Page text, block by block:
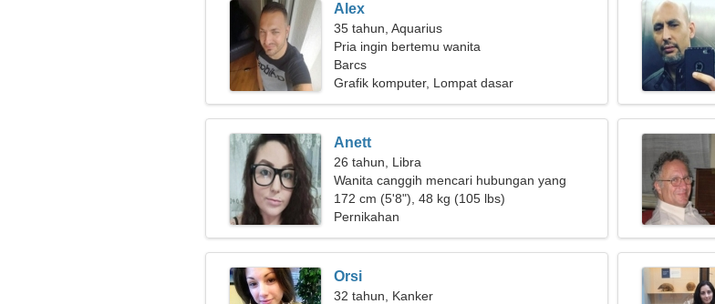
Alex
35 tahun, Aquarius
Pria ingin bertemu wanita
Barcs
Grafik komputer, Lompat dasar
Anett
26 tahun, Libra
Wanita canggih mencari hubungan yang
nyata
172 cm (5'8"), 48 kg (105 lbs)
Pernikahan
Orsi
32 tahun, Kanker